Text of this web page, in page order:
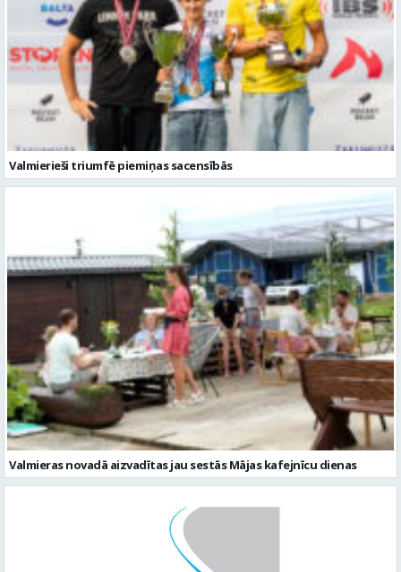
Valmierieši triumfē piemiņas sacensībās
Valmieras novadā aizvadītas jau sestās Mājas kafejnīcu dienas